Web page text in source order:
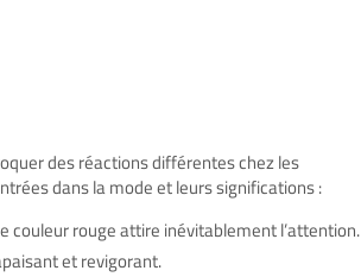
des réactions différentes chez les
dans la mode et leurs significations :
couleur rouge attire inévitablement l’attention.
et revigorant.